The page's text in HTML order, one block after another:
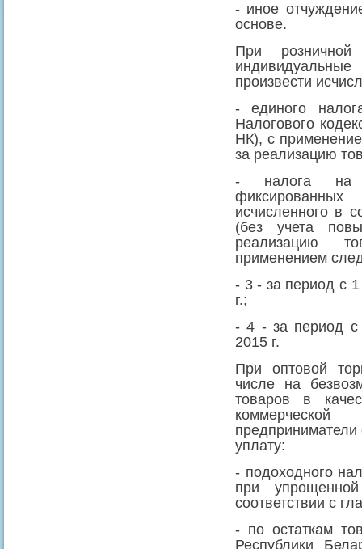
- иное
основе.
При розничной
произвести
- единого
Налогового
НК), с
за реализацию
- налога на
исчисленного в
(без учета
реализацию
применением
- 3 - за период с
г.;
- 4 - за период с
2015 г.
При оптовой
числе на
товаров в
коммерческой
предприниматели
уплату:
- подоходного
при
соответствии с
- по остаткам
Республики